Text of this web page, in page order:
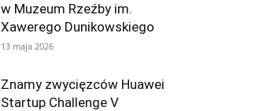
w Muzeum Rzeźby im.
Xawerego Dunikowskiego
13 maja 2026
Znamy zwycięzców Huawei
Startup Challenge V